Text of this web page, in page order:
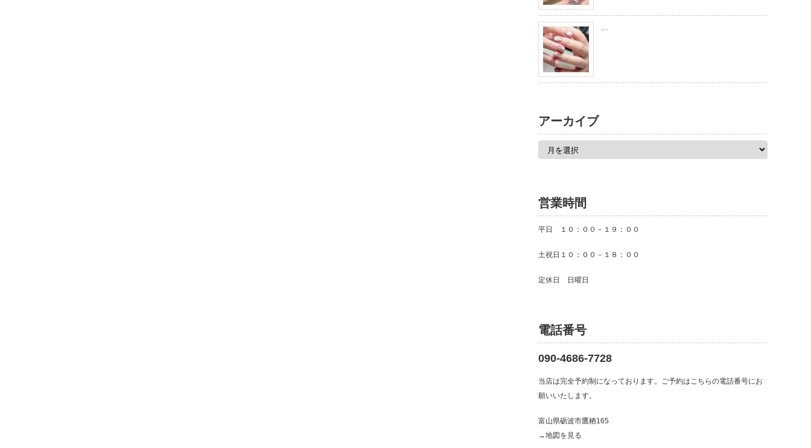
…
アーカイブ
営業時間
平日 １０：００－１９：００
土祝日１０：００－１８：００
定休日 日曜日
電話番号
090-4686-7728
当店は完全予約制になっております。ご予約はこちらの電話番号にお
願いいたします。
富山県砺波市鷹栖165
→地図を見る